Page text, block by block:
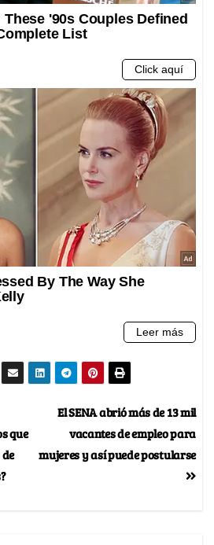
El SENA abrió más de 13 mil
vacantes de empleo para
mujeres y así puede postularse
que